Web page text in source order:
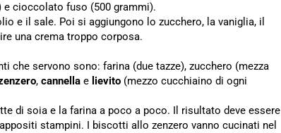
cioccolato fuso (500 grammi).
e il sale. Poi si aggiungono lo zucchero, la vaniglia, il
una crema troppo corposa.
che servono sono: farina (due tazze), zucchero (mezza
, cannella e lievito (mezzo cucchiaino di ogni
di soia e la farina a poco a poco. Il risultato deve essere
stampini. I biscotti allo zenzero vanno cucinati nel